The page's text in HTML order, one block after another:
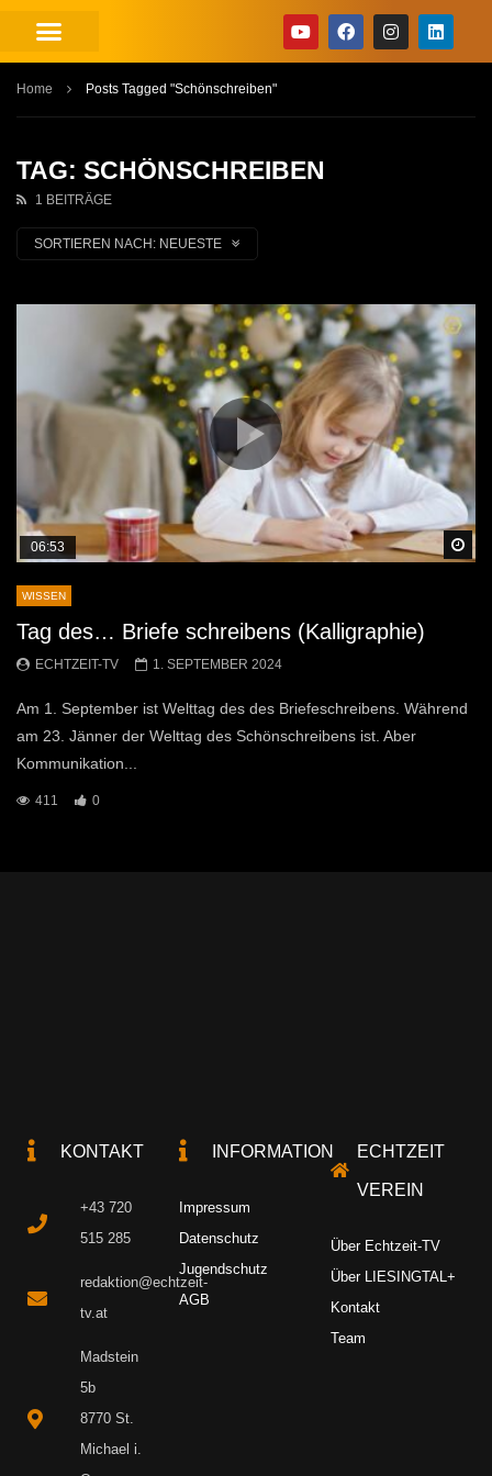
Home Posts Tagged "Schönschreiben"
TAG: SCHÖNSCHREIBEN
1 BEITRÄGE
SORTIEREN NACH: NEUESTE
06:53
WISSEN
Tag des… Briefe schreibens (Kalligraphie)
ECHTZEIT-TV 1. SEPTEMBER 2024
Am 1. September ist Welttag des des Briefeschreibens. Während
am 23. Jänner der Welttag des Schönschreibens ist. Aber
Kommunikation...
411 0
KONTAKT
+43 720
515 285
redaktion@echtzeit-
tv.at
Madstein
5b
8770 St.
Michael i.
INFORMATION
Impressum
Datenschutz
Jugendschutz
AGB
ECHTZEIT
VEREIN
Über Echtzeit-TV
Über LIESINGTAL+
Kontakt
Team